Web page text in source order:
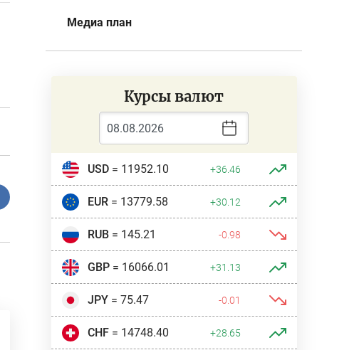
Медиа план
Курсы валют
USD= 11952.10 +36.46
EUR= 13779.58 +30.12
RUB= 145.21 -0.98
GBP= 16066.01 +31.13
JPY= 75.47 -0.01
CHF= 14748.40 +28.65